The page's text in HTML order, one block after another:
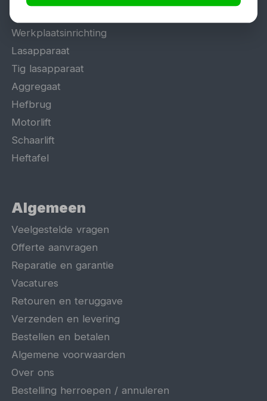
Populaire categorieën
Werkplaatsinrichting
Lasapparaat
Tig lasapparaat
Aggregaat
Hefbrug
Motorlift
Schaarlift
Heftafel
Algemeen
Veelgestelde vragen
Offerte aanvragen
Reparatie en garantie
Vacatures
Retouren en teruggave
Verzenden en levering
Bestellen en betalen
Algemene voorwaarden
Over ons
Bestelling herroepen / annuleren